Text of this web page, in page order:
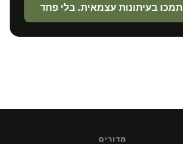
תמכו בעיתונות עצמאית. בלי פחד
מדורים